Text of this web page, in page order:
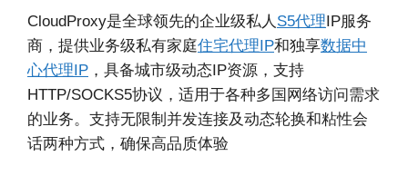
CloudProxy是全球领先的企业级私人 S5代理IP服务
商，提供业务级私有家庭住宅代理IP和独享数据中
心代理IP ，具备城市级动态IP资源，支持
HTTP/SOCKS5协议，适用于各种多国网络访问需求
的业务。支持无限制并发连接及动态轮换和粘性会
话两种方式，确保高品质体验